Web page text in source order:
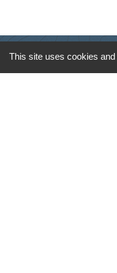
This site uses cookies